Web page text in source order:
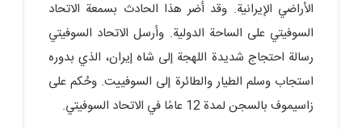
الأراضي الإيرانية. وقد أضر هذا الحادث بسمعة الاتحاد
السوفيتي على الساحة الدولية. وأرسل الاتحاد السوفيتي
رسالة احتجاج شديدة اللهجة إلى شاه إيران، الذي بدوره
استجاب وسلم الطيار والطائرة إلى السوفييت. وحُكم على
زاسيموف بالسجن لمدة 12 عامًا في الاتحاد السوفيتي.